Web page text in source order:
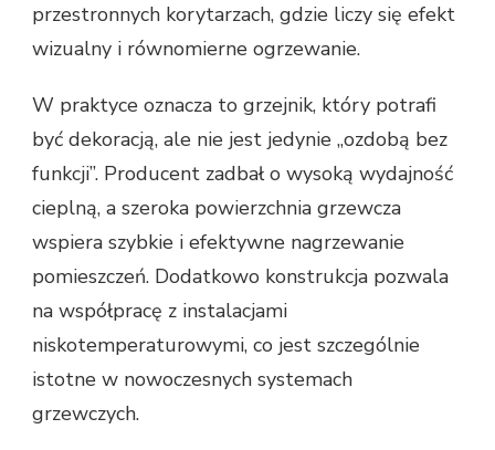
przestronnych korytarzach, gdzie liczy się efekt
wizualny i równomierne ogrzewanie.
W praktyce oznacza to grzejnik, który potrafi
być dekoracją, ale nie jest jedynie „ozdobą bez
funkcji”. Producent zadbał o wysoką wydajność
cieplną, a szeroka powierzchnia grzewcza
wspiera szybkie i efektywne nagrzewanie
pomieszczeń. Dodatkowo konstrukcja pozwala
na współpracę z instalacjami
niskotemperaturowymi, co jest szczególnie
istotne w nowoczesnych systemach
grzewczych.